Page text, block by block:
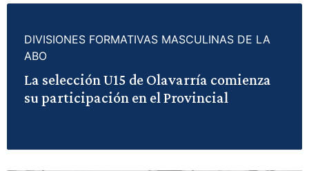
DIVISIONES FORMATIVAS MASCULINAS DE LA
ABO
La selección U15 de Olavarría comienza
su participación en el Provincial